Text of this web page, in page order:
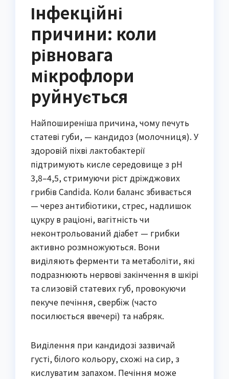
Інфекційні
причини: коли
рівновага
мікрофлори
руйнується
Найпоширеніша причина, чому печуть
статеві губи, — кандидоз (молочниця). У
здоровій піхві лактобактерії
підтримують кисле середовище з pH
3,8–4,5, стримуючи ріст дріжджових
грибів Candida. Коли баланс збивається
— через антибіотики, стрес, надлишок
цукру в раціоні, вагітність чи
неконтрольований діабет — грибки
активно розмножуються. Вони
виділяють ферменти та метаболіти, які
подразнюють нервові закінчення в шкірі
та слизовій статевих губ, провокуючи
пекуче печіння, свербіж (часто
посилюється ввечері) та набряк.
Виділення при кандидозі зазвичай
густі, білого кольору, схожі на сир, з
кислуватим запахом. Печіння може